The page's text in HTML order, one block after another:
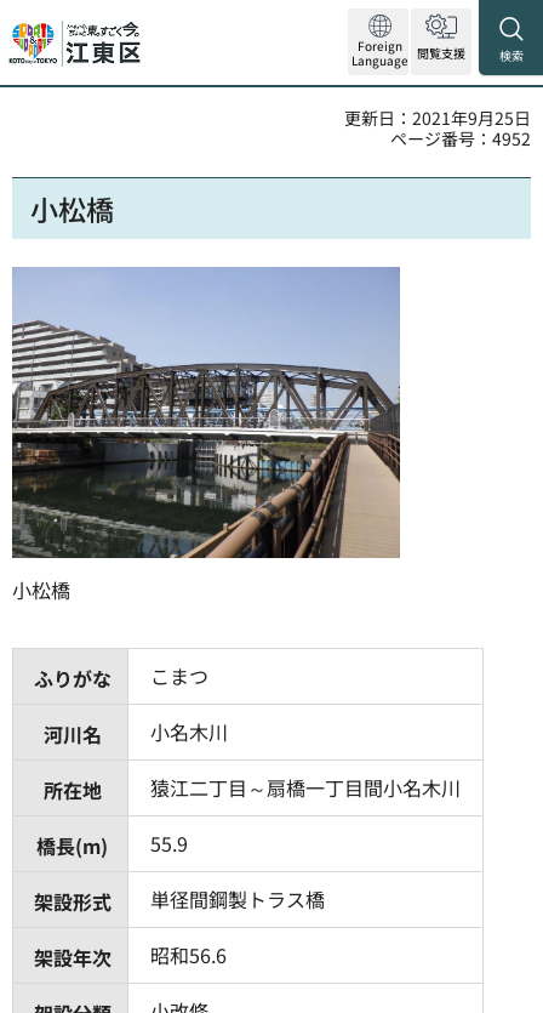
Foreign
Language 閲覧支援 検索
更新日：2021年9月25日
ページ番号：4952
小松橋
小松橋
ふりがな
こまつ
河川名
小名木川
所在地
猿江二丁目～扇橋一丁目間小名木川
橋長(m)
55.9
架設形式
単径間鋼製トラス橋
架設年次
昭和56.6